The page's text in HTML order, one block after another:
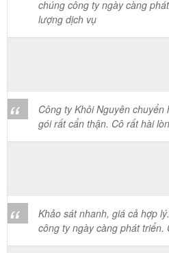
lượng dịch vụ
gói rất cẩn thận. Cô rất hài
công ty ngày càng phát triển.